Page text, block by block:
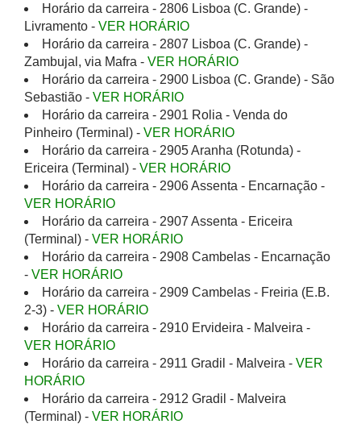
Horário da carreira - 2806 Lisboa (C. Grande) -
Livramento - VER HORÁRIO
Horário da carreira - 2807 Lisboa (C. Grande) -
Zambujal, via Mafra - VER HORÁRIO
Horário da carreira - 2900 Lisboa (C. Grande) - São
Sebastião - VER HORÁRIO
Horário da carreira - 2901 Rolia - Venda do
Pinheiro (Terminal) - VER HORÁRIO
Horário da carreira - 2905 Aranha (Rotunda) -
Ericeira (Terminal) - VER HORÁRIO
Horário da carreira - 2906 Assenta - Encarnação -
VER HORÁRIO
Horário da carreira - 2907 Assenta - Ericeira
(Terminal) - VER HORÁRIO
Horário da carreira - 2908 Cambelas - Encarnação
- VER HORÁRIO
Horário da carreira - 2909 Cambelas - Freiria (E.B.
2-3) - VER HORÁRIO
Horário da carreira - 2910 Ervideira - Malveira -
VER HORÁRIO
Horário da carreira - 2911 Gradil - Malveira - VER
HORÁRIO
Horário da carreira - 2912 Gradil - Malveira
(Terminal) - VER HORÁRIO